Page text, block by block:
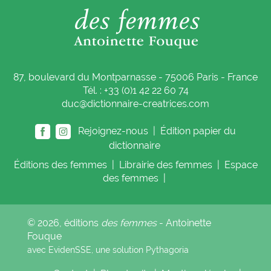
87, boulevard du Montparnasse - 75006 Paris - France
Tél. : +33 (0)1 42 22 60 74
duc@dictionnaire-creatrices.com
Rejoignez-nous |
Édition papier du
dictionnaire
Éditions des femmes Librairie des femmes
Espace
des femmes
© 2026, éditions des femmes- Antoinette
Fouque
avec EvidenSSE, une solution Pythagoria